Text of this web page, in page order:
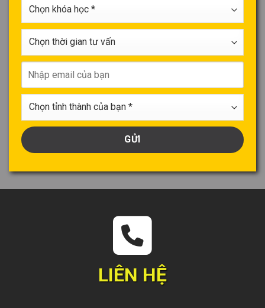
học
khóa
học
thời
gian
tư
email
của
bạn
tỉnh
thành
của
bạn
LIÊN HỆ